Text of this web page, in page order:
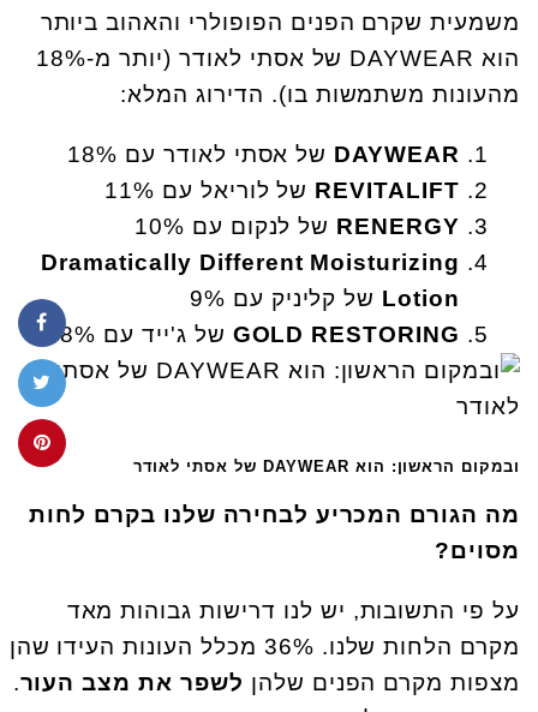
משמעית שקרם הפנים הפופולרי והאהוב ביותר
הוא DAYWEAR של אסתי לאודר (יותר מ-18%
מהעונות משתמשות בו). הדירוג המלא:
DAYWEAR של אסתי לאודר עם 18%
REVITALIFT של לוריאל עם 11%
RENERGY של לנקום עם 10%
Dramatically Different Moisturizing
Lotion של קליניק עם 9%
GOLD RESTORING של ג'ייד עם 8%
ובמקום הראשון: הוא DAYWEAR של אסתי לאודר
מה הגורם המכריע לבחירה שלנו בקרם לחות
מסוים?
על פי התשובות, יש לנו דרישות גבוהות מאד
מקרם הלחות שלנו. 36% מכלל העונות העידו שהן
מצפות מקרם הפנים שלהן לשפר את מצב העור.